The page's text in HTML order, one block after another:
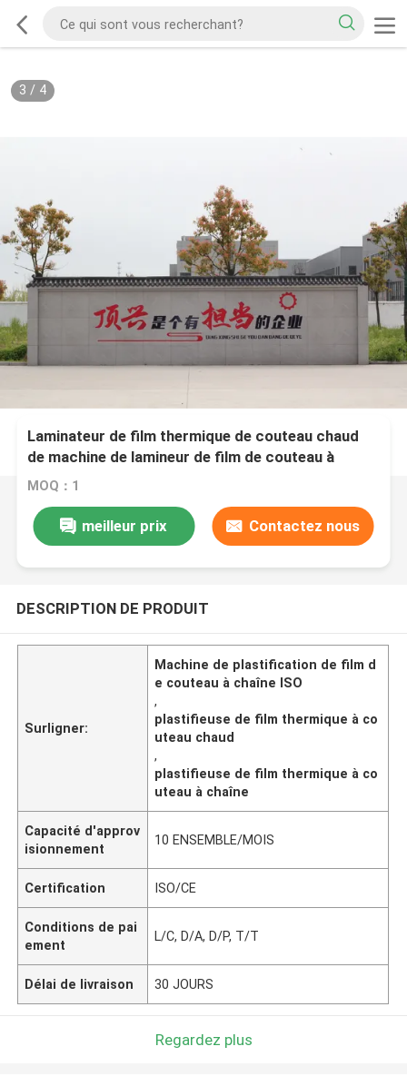
3 / 4
Laminateur de film thermique de couteau chaud
de machine de lamineur de film de couteau à
chaînes d'OIN
MOQ：1
meilleur prix Contactez nous
DESCRIPTION DE PRODUIT
Surligner:
Machine de plastification de film d
e couteau à chaîne ISO
,
plastifieuse de film thermique à co
uteau chaud
,
plastifieuse de film thermique à co
uteau à chaîne
Capacité d'approv
isionnement
10 ENSEMBLE/MOIS
Certification ISO/CE
Conditions de pai
ement
L/C, D/A, D/P, T/T
Délai de livraison 30 JOURS
Regardez plus